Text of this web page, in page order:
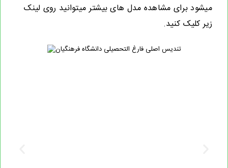
میشود برای مشاهده مدل های بیشتر میتوانید روی لینک
زیر کلیک کنید.